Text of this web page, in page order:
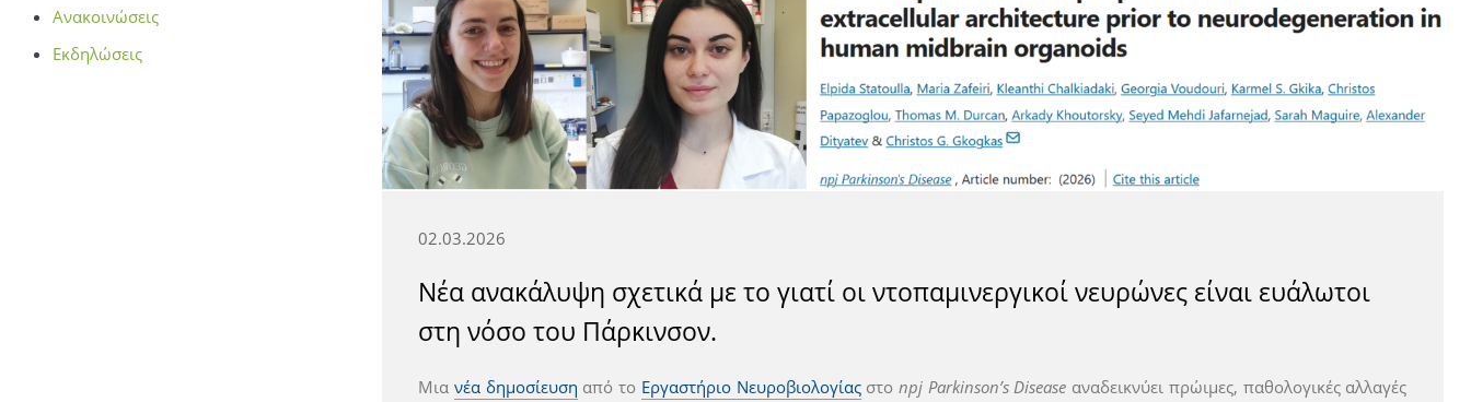
Ανακοινώσεις
Εκδηλώσεις
02.03.2026
Νέα ανακάλυψη σχετικά με το γιατί οι ντοπαμινεργικοί νευρώνες είναι ευάλωτοι
στη νόσο του Πάρκινσον.
Μια νέα δημοσίευση από το Εργαστήριο Νευροβιολογίαςστο npj Parkinson’s Disease αναδεικνύει πρώιμες, παθολογικές αλλαγές